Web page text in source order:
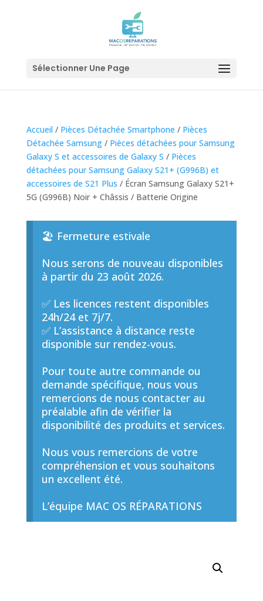
Sélectionner Une Page
Accueil / Pièces Détachée Smartphone / Pièces
Détachée Samsung/ Pièces détachées pour Samsung
Galaxy S et accessoires de Galaxy S / Pièces
détachées pour Samsung Galaxy S21+ (G996B) et
accessoires de S21 Plus / Écran Samsung Galaxy S21+
5G (G996B) Noir + Châssis / Batterie Origine
🏖️ Fermeture estivale
Nous serons de nouveau disponibles
à partir du 23 août 2026.
✅ Les licences restent disponibles
24h/24 et 7j/7.
✅ L’assistance à distance reste
disponible sur rendez-vous.
Pour toute autre commande ou
demande spécifique, nous vous
remercions de nous contacter au
préalable afin de vérifier la
disponibilité des produits et services.
Nous vous remercions de votre
compréhension et vous souhaitons
un excellent été.
L’équipe MAC OS RÉPARATIONS